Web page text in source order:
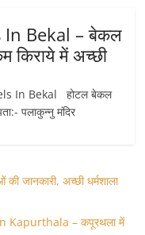
Bekal – बेकल
किराये में अच्छी
In Bekal होटल बेकल
पलाकुन्नु मंदिर
जानकारी, अच्छी धर्मशाला
Kapurthala – कपूरथला में